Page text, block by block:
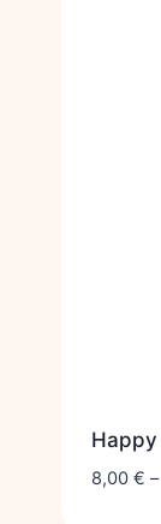
8,00 € –